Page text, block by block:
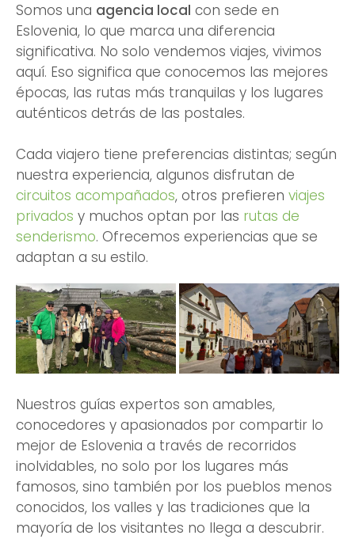
Somos una agencia local con sede en
Eslovenia, lo que marca una diferencia
significativa. No solo vendemos viajes, vivimos
aquí. Eso significa que conocemos las mejores
épocas, las rutas más tranquilas y los lugares
auténticos detrás de las postales.
Cada viajero tiene preferencias distintas; según
nuestra experiencia, algunos disfrutan de
circuitos acompañados, otros prefieren viajes
privados y muchos optan por las rutas de
senderismo. Ofrecemos experiencias que se
adaptan a su estilo.
Nuestros guías expertos son amables,
conocedores y apasionados por compartir lo
mejor de Eslovenia a través de recorridos
inolvidables, no solo por los lugares más
famosos, sino también por los pueblos menos
conocidos, los valles y las tradiciones que la
mayoría de los visitantes no llega a descubrir.